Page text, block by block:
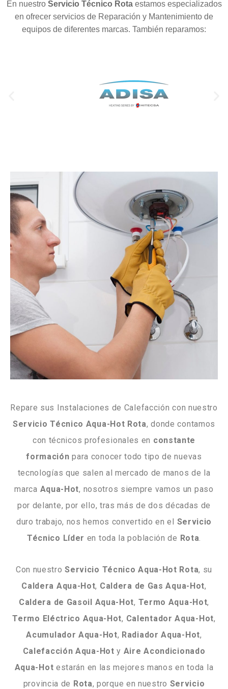
En nuestro Servicio Técnico Rotaestamos especializados
en ofrecer servicios de Reparación y Mantenimiento de
equipos de diferentes marcas. También reparamos:
Repare sus Instalaciones de Calefacción con nuestro
Servicio Técnico Aqua-Hot Rota, donde contamos
con técnicos profesionales en constante
formación para conocer todo tipo de nuevas
tecnologías que salen al mercado de manos de la
marca Aqua-Hot, nosotros siempre vamos un paso
por delante, por ello, tras más de dos décadas de
duro trabajo, nos hemos convertido en el Servicio
Técnico Líder en toda la población de Rota
Con nuestroServicio Técnico Aqua-Hot Rota, su
Caldera Aqua-Hot, Caldera de Gas Aqua-Hot,
Caldera de Gasoil Aqua-Hot, Termo Aqua-Hot,
Termo Eléctrico Aqua-Hot, Calentador Aqua-Hot,
Acumulador Aqua-Hot, Radiador Aqua-Hot,
Calefacción Aqua-Hot y Aire Acondicionado
Aqua-Hot estarán en las mejores manos en toda la
provincia de Rota, porque en nuestro Servicio